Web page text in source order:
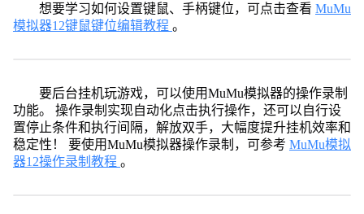
想要学习如何设置键鼠、手柄键位，可点击查看 MuMu
模拟器12键鼠键位编辑教程 。
要后台挂机玩游戏，可以使用MuMu模拟器的操作录制
功能。 操作录制实现自动化点击执行操作，还可以自行设
置停止条件和执行间隔，解放双手，大幅度提升挂机效率和
稳定性！ 要使用MuMu模拟器操作录制，可参考 MuMu模拟
器12操作录制教程 。